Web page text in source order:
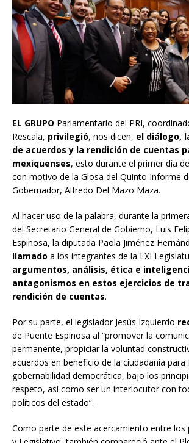
EL GRUPO Parlamentario del PRI,
Rescala, privilegió, nos dicen, el diálogo,
de acuerdos y la rendición de cuentas
mexiquenses, esto durante el primer día
con motivo de la Glosa del Quinto Informe
Gobernador, Alfredo Del Mazo Maza.
Al hacer uso de la palabra, durante la
del Secretario General de Gobierno, Luis
Espinosa, la diputada Paola Jiménez
llamado a los integrantes de la LXI
argumentos, análisis, ética e
antagonismos en estos ejercicios de
rendición de cuentas.
Por su parte, el legislador Jesús Izquierdo
de Puente Espinosa al “promover la
permanente, propiciar la voluntad
acuerdos en beneficio de la ciudadanía para
gobernabilidad democrática, bajo los
respeto, así como ser un interlocutor con
políticos del estado”.
Como parte de este acercamiento entre los